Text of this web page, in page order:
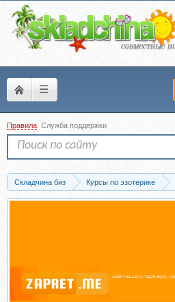
☰
Правила Служба поддержки
Складчина биз Курсы по эзотерике